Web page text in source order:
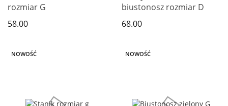
rozmiar G
58.00
biustonosz rozmiar D
68.00
NOWOŚĆ NOWOŚĆ